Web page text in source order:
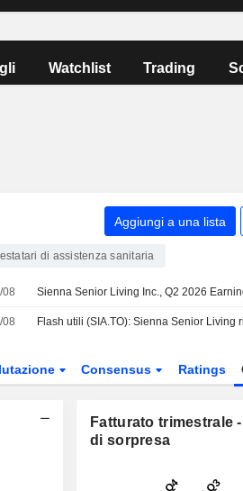
Watchlist Trading
Aggiungi a una lista
di assistenza sanitaria
08
08
Consensus Ratings
Fatturato trimestrale
di sorpresa